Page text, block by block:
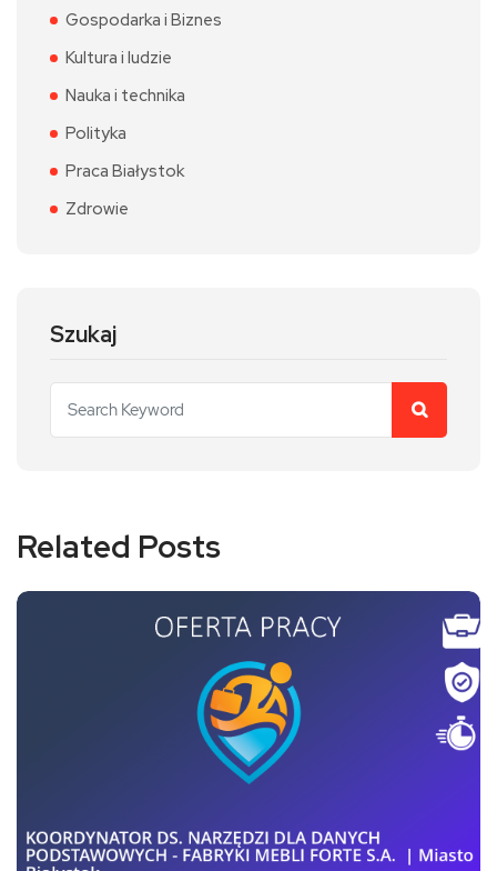
Gospodarka i Biznes
Kultura i ludzie
Nauka i technika
Polityka
Praca Białystok
Zdrowie
Szukaj
Related Posts